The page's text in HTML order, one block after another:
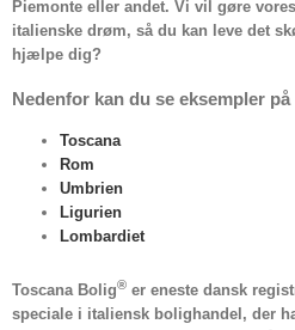
Piemonte eller andet. Vi vil gøre
italienske drøm, så du kan leve det
hjælpe dig?
Nedenfor kan du se eksempler
Toscana
Rom
Umbrien
Ligurien
Lombardiet
Toscana Bolig® er eneste dansk
speciale i italiensk bolighandel, der